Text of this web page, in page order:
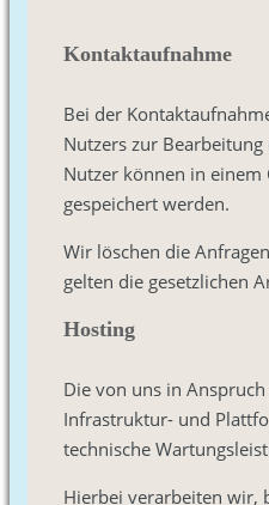
Kontaktaufnahme
Bei der
Nutzers zur
Nutzer können in einem
gespeichert werden.
Wir löschen die
gelten die gesetzlichen
Hosting
Die von uns in
Infrastruktur- und
technische
Hierbei verarbeiten wir,